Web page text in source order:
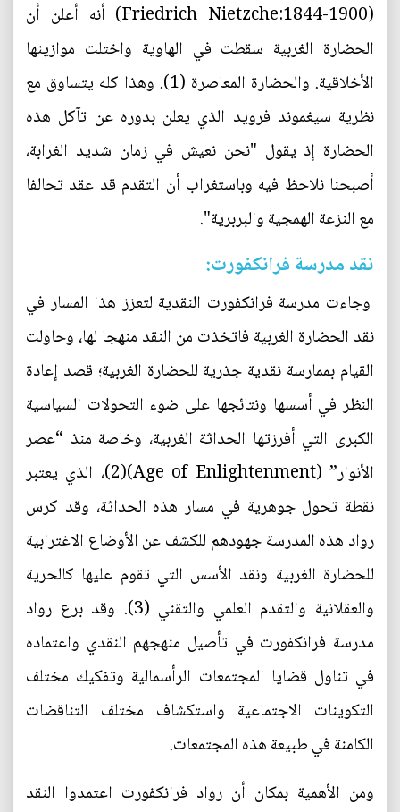
(Friedrich Nietzche:1844-1900) أنه أعلن أن
الحضارة الغربية سقطت في الهاوية واختلت موازينها
الأخلاقية. والحضارة المعاصرة (1). وهذا كله يتساوق مع
نظرية سيغموند فرويد الذي يعلن بدوره عن تآكل هذه
الحضارة إذ يقول "نحن نعيش في زمان شديد الغرابة،
أصبحنا نلاحظ فيه وباستغراب أن التقدم قد عقد تحالفا
مع النزعة الهمجية والبربرية".
نقد مدرسة فرانكفورت:
وجاءت مدرسة فرانكفورت النقدية لتعزز هذا المسار في
نقد الحضارة الغربية فاتخذت من النقد منهجا لها، وحاولت
القيام بممارسة نقدية جذرية للحضارة الغربية؛ قصد إعادة
النظر في أسسها ونتائجها على ضوء التحولات السياسية
الكبرى التي أفرزتها الحداثة الغربية، وخاصة منذ “عصر
الأنوار” (Age of Enlightenment)(2)، الذي يعتبر
نقطة تحول جوهرية في مسار هذه الحداثة، وقد كرس
رواد هذه المدرسة جهودهم للكشف عن الأوضاع الاغترابية
للحضارة الغربية ونقد الأسس التي تقوم عليها كالحرية
والعقلانية والتقدم العلمي والتقني (3). وقد برع رواد
مدرسة فرانكفورت في تأصيل منهجهم النقدي واعتماده
في تناول قضايا المجتمعات الرأسمالية وتفكيك مختلف
التكوينات الاجتماعية واستكشاف مختلف التناقضات
الكامنة في طبيعة هذه المجتمعات.
ومن الأهمية بمكان أن رواد فرانكفورت اعتمدوا النقد